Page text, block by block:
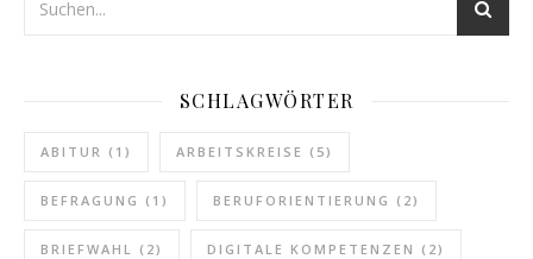
SCHLAGWÖRTER
ABITUR (1) ARBEITSKREISE (5)
BEFRAGUNG (1) BERUFORIENTIERUNG (2)
BRIEFWAHL (2) DIGITALE KOMPETENZEN (2)